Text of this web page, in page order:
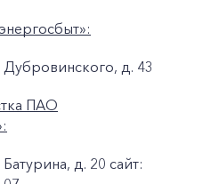
Дубровинского, д. 43
ПАО
д. 20 сайт: